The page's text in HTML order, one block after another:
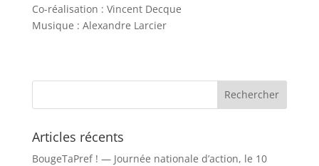
Co-réalisation : Vincent Decque
Musique : Alexandre Larcier
Articles récents
BougeTaPref ! — Journée nationale d’action, le 10